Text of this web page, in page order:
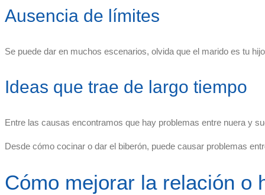
Ausencia de límites
Se puede dar en muchos escenarios, olvida que el marido es tu
Ideas que trae de largo tiempo
Entre las causas encontramos que hay problemas entre nuera y
Desde cómo cocinar o dar el biberón, puede causar problemas
Cómo mejorar la relación o